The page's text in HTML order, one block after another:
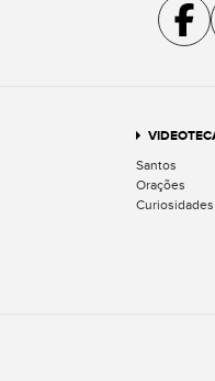
Santos
Orações
Curiosidades